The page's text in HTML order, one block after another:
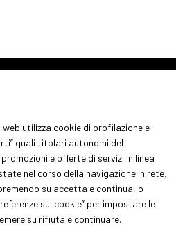
utilizza cookie di profilazione e
quali titolari autonomi del
e offerte di servizi in linea
nel corso della navigazione in rete.
su accetta e continua, o
sui cookie” per impostare le
su rifiuta e continuare.
VISITA
Perchè visitare
Ottieni il tuo biglietto